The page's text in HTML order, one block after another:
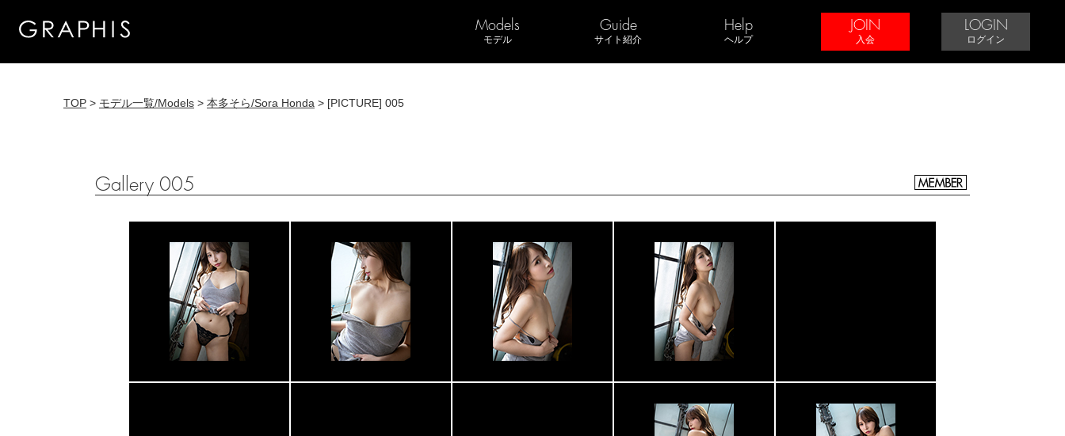
Models
モデル
Guide
サイト紹介
Help
ヘルプ
JOIN
入会
LOGIN
ログイン
TOP > モデル一覧/Models > 本多そら/Sora Honda > [PICTURE] 005
Gallery 005